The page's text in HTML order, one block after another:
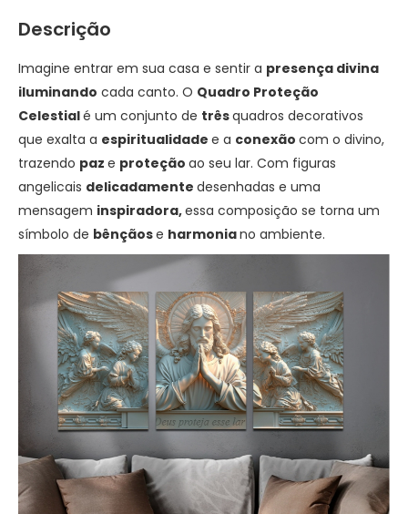
Descrição
Imagine entrar em sua casa e sentir a presença divina
iluminando cada canto. O Quadro Proteção
Celestialé um conjunto de trêsquadros decorativos
que exalta a espiritualidade e a conexão com o divino,
trazendo paz e proteção ao seu lar. Com figuras
angelicais delicadamente desenhadas e uma
mensagem inspiradora,essa composição se torna um
símbolo de bênçãose harmoniano ambiente.